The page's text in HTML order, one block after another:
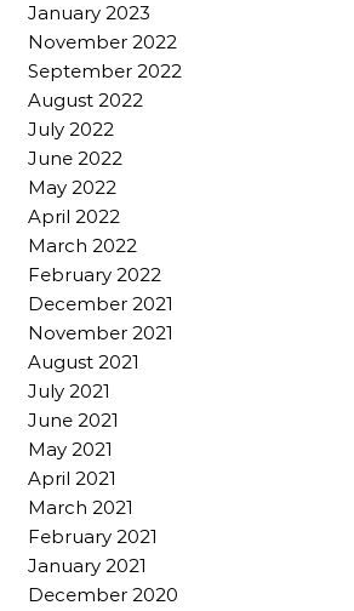
January 2023
November 2022
September 2022
August 2022
July 2022
June 2022
May 2022
April 2022
March 2022
February 2022
December 2021
November 2021
August 2021
July 2021
June 2021
May 2021
April 2021
March 2021
February 2021
January 2021
December 2020